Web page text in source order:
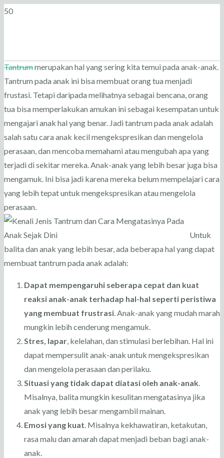
Tantrummerupakan hal yang sering kita temui pada anak-anak.
Tantrum pada anak ini bisa membuat orang tua menjadi
frustasi. Tetapi daripada melihatnya sebagai bencana, orang
tua bisa memperlakukan amukan ini sebagai kesempatan untuk
mengajari anak hal yang benar. Jadi tantrum pada anak adalah
salah satu cara anak kecil mengekspresikan dan mengelola
perasaan, dan mencoba memahami atau mengubah apa yang
terjadi di sekitar mereka. Anak-anak yang lebih besar juga bisa
mengamuk. Ini bisa jadi karena mereka belum mempelajari cara
yang lebih tepat untuk mengekspresikan atau mengelola
perasaan.
Untuk
balita dan anak yang lebih besar, ada beberapa hal yang dapat
membuat tantrum pada anak adalah:
Dapat mempengaruhi seberapa cepat dan kuat
reaksi anak-anak terhadap hal-hal seperti peristiwa
yang membuat frustrasi. Anak-anak yang mudah marah
mungkin lebih cenderung mengamuk.
Stres, lapar, kelelahan, dan stimulasi berlebihan. Hal ini
dapat mempersulit anak-anak untuk mengekspresikan
dan mengelola perasaan dan perilaku.
Situasi yang tidak dapat diatasi oleh anak-anak.
Misalnya, balita mungkin kesulitan mengatasinya jika
anak yang lebih besar mengambil mainan.
Emosi yang kuat. Misalnya kekhawatiran, ketakutan,
rasa malu dan amarah dapat menjadi beban bagi anak-
anak.